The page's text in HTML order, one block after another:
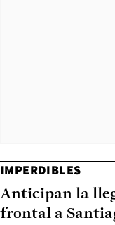
IMPERDIBLES
Anticipan la
frontal a